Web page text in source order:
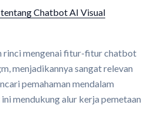
Chatbot AI Visual
rinci mengenai fitur-fitur chatbot
menjadikannya sangat relevan
pemahaman mendalam
mendukung alur kerja pemetaan